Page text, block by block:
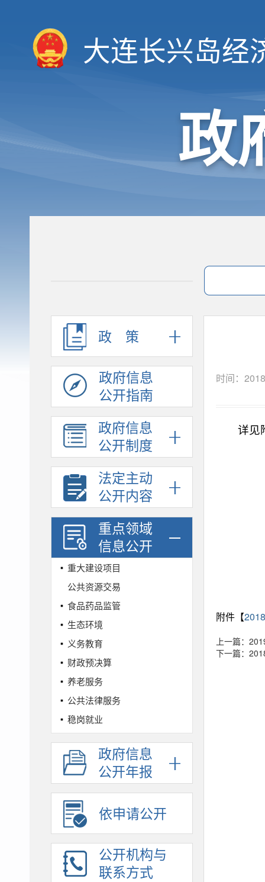
大连长兴岛经
政
政策
政府信息
公开指南
政府信息
公开制度
法定主动
公开内容
重点领域
信息公开
重大建设项目
公共资源交易
食品药品监管
生态环境
义务教育
财政预决算
养老服务
公共法律服务
稳岗就业
城乡规划
农村集体土地征收
社会救助
保障性住房
国有土地上房屋征收与补偿
农村危房改造
市政服务
政府信息
公开年报
依申请公开
公开机构与
联系方式
时间：
详见
附件【
上一篇：
下一篇：